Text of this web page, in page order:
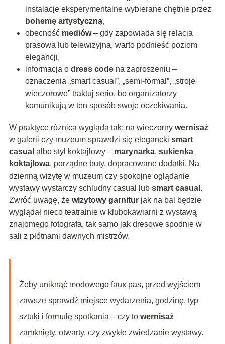
instalacje eksperymentalne wybierane chętnie przez
bohemę artystyczną,
obecność mediów– gdy zapowiada się relacja
prasowa lub telewizyjna, warto podnieść poziom
elegancji,
informacja o dress codena zaproszeniu –
oznaczenia „smart casual”, „semi-formal”, „stroje
wieczorowe” traktuj serio, bo organizatorzy
komunikują w ten sposób swoje oczekiwania.
W praktyce różnica wygląda tak: na wieczorny wernisaż
w galerii czy muzeum sprawdzi się elegancki smart
casual albo styl koktajlowy – marynarka, sukienka
koktajlowa, porządne buty, dopracowane dodatki. Na
dzienną wizytę w muzeum czy spokojne oglądanie
wystawy wystarczy schludny casual lub smart casual .
Zwróć uwagę, że wizytowy garniturjak na bal będzie
wyglądał nieco teatralnie w klubokawiarni z wystawą
znajomego fotografa, tak samo jak dresowe spodnie w
sali z płótnami dawnych mistrzów.
Żeby uniknąć modowego faux pas, przed wyjściem
zawsze sprawdź miejsce wydarzenia, godzinę, typ
sztuki i formułę spotkania – czy to wernisaż
zamknięty, otwarty, czy zwykłe zwiedzanie wystawy.